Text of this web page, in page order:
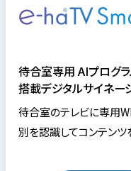
待合室専用 AIプログ
搭載デジタルサイネー
待合室のテレビに専用
別を認識してコンテンツ